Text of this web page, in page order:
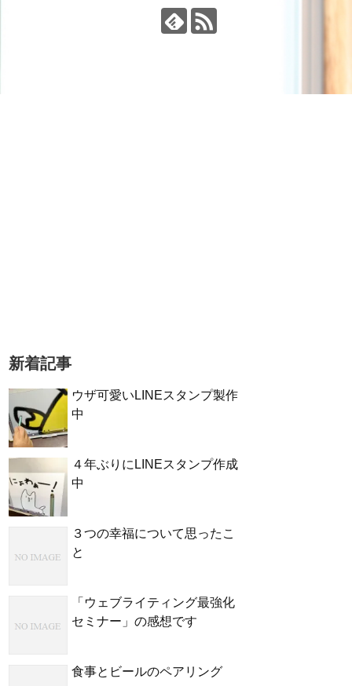
新着記事
ウザ可愛いLINEスタンプ製作
中
４年ぶりにLINEスタンプ作成
中
３つの幸福について思ったこ
と
「ウェブライティング最強化
セミナー」の感想です
食事とビールのペアリング